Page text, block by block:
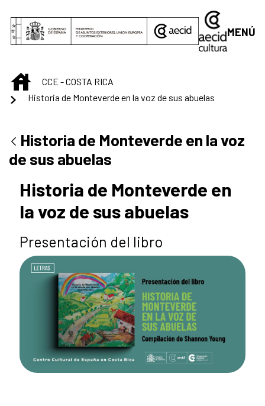
MENÚ
INICIO
CCE - COSTA RICA
Historia de Monteverde en la voz de sus abuelas
Historia de Monteverde en la voz
de sus abuelas
Historia de Monteverde en
la voz de sus abuelas
Presentación del libro